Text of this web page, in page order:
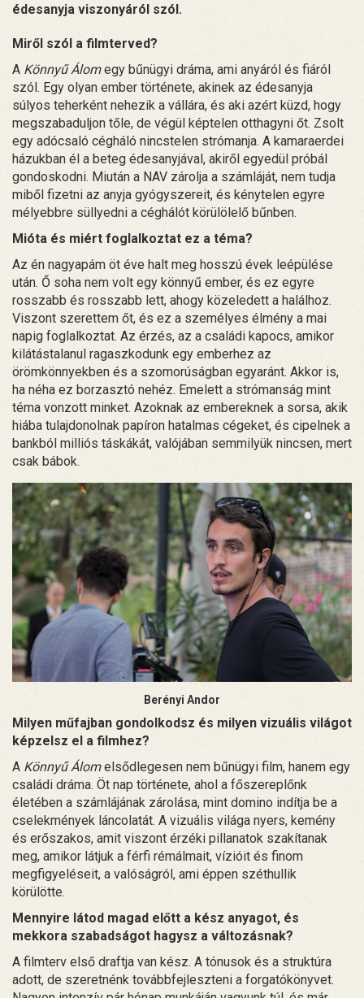
édesanyja viszonyáról szól.
Miről szól a filmterved?
A Könnyű Álomegy bűnügyi dráma, ami anyáról és fiáról
szól. Egy olyan ember története, akinek az édesanyja
súlyos teherként nehezik a vállára, és aki azért küzd, hogy
megszabaduljon tőle, de végül képtelen otthagyni őt. Zsolt
egy adócsaló cégháló nincstelen strómanja. A kamaraerdei
házukban él a beteg édesanyjával, akiről egyedül próbál
gondoskodni. Miután a NAV zárolja a számláját, nem tudja
miből fizetni az anyja gyógyszereit, és kénytelen egyre
mélyebbre süllyedni a céghálót körülölelő bűnben.
Mióta és miért foglalkoztat ez a téma?
Az én nagyapám öt éve halt meg hosszú évek leépülése
után. Ő soha nem volt egy könnyű ember, és ez egyre
rosszabb és rosszabb lett, ahogy közeledett a halálhoz.
Viszont szerettem őt, és ez a személyes élmény a mai
napig foglalkoztat. Az érzés, az a családi kapocs, amikor
kilátástalanul ragaszkodunk egy emberhez az
örömkönnyekben és a szomorúságban egyaránt. Akkor is,
ha néha ez borzasztó nehéz. Emelett a strómanság mint
téma vonzott minket. Azoknak az embereknek a sorsa, akik
hiába tulajdonolnak papíron hatalmas cégeket, és cipelnek a
bankból milliós táskákát, valójában semmilyük nincsen, mert
csak bábok.
Berényi Andor
Milyen műfajban gondolkodsz és milyen vizuális világot
képzelsz el a filmhez?
A Könnyű Álomelsődlegesen nem bűnügyi film, hanem egy
családi dráma. Öt nap története, ahol a főszereplőnk
életében a számlájának zárolása, mint domino indítja be a
cselekmények láncolatát. A vizuális világa nyers, kemény
és erőszakos, amit viszont érzéki pillanatok szakítanak
meg, amikor látjuk a férfi rémálmait, vízióit és finom
megfigyeléseit, a valóságról, ami éppen széthullik
körülötte.
Mennyire látod magad előtt a kész anyagot, és
mekkora szabadságot hagysz a változásnak?
A filmterv első draftja van kész. A tónusok és a struktúra
adott, de szeretnénk továbbfejleszteni a forgatókönyvet.